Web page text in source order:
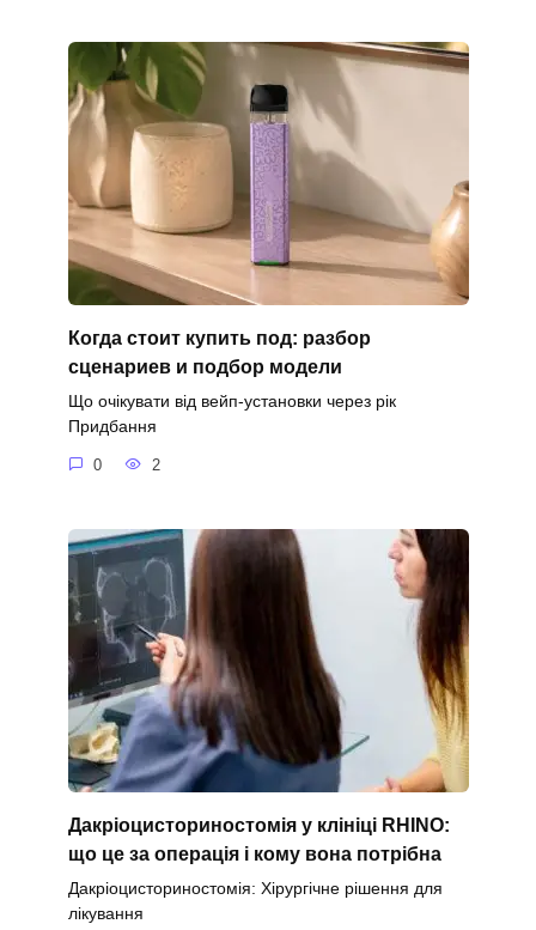
Когда стоит купить под: разбор
сценариев и подбор модели
Що очікувати від вейп-установки через рік
Придбання
0 2
Дакріоцисториностомія у клініці RHINO:
що це за операція і кому вона потрібна
Дакріоцисториностомія: Хірургічне рішення для
лікування